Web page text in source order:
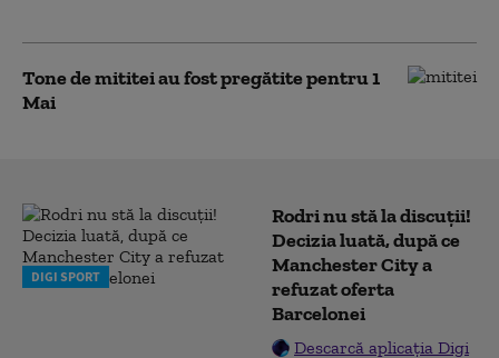
Tone de mititei au fost pregătite pentru 1
Mai
DIGI SPORT
Rodri nu stă la discuții!
Decizia luată, după ce
Manchester City a
refuzat oferta
Barcelonei
Descarcă aplicația Digi